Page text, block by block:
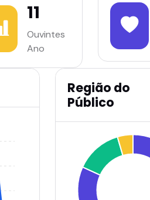
11
Ouvintes
Ano
Região do
Público